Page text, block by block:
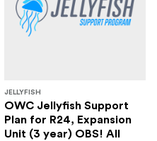
JELLYFISH
OWC Jellyfish Support
Plan for R24, Expansion
Unit (3 year) OBS! All